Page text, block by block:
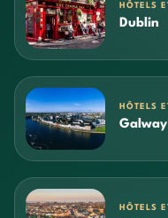
HÔTELS
Dublin
HÔTELS
Galway
HÔTELS